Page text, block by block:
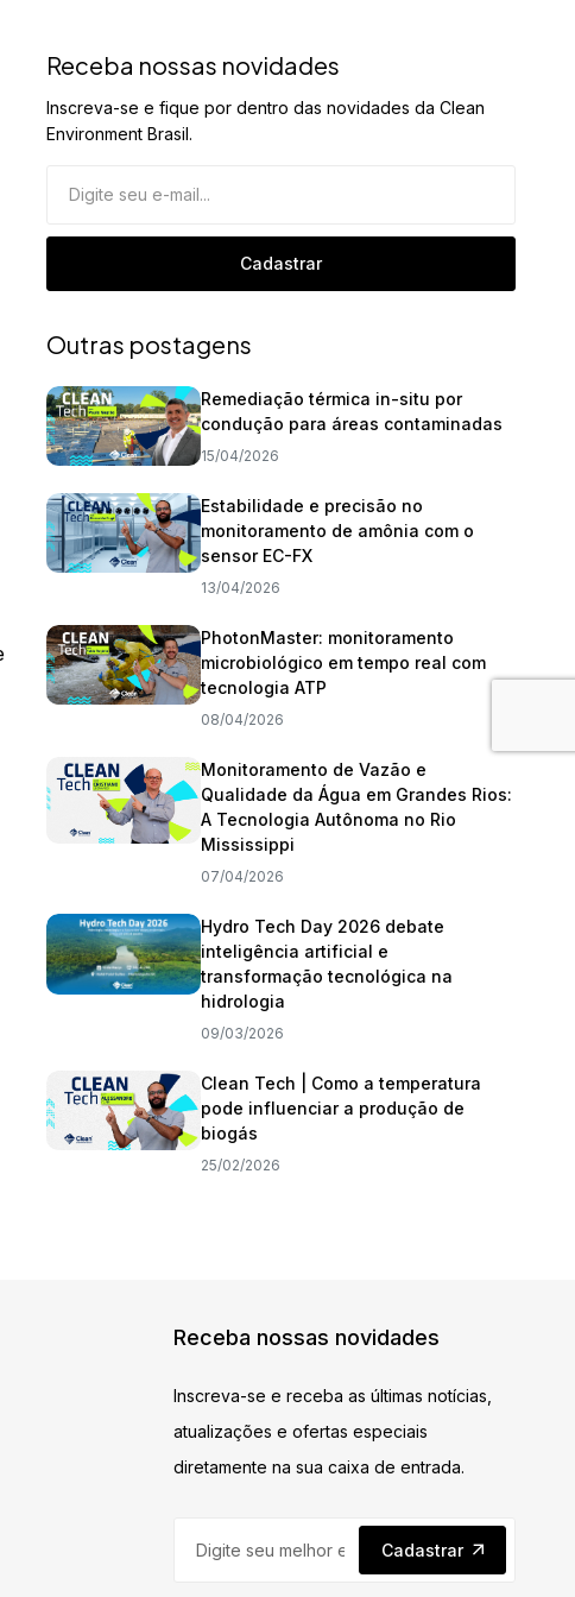
Receba nossas novidades
Inscreva-se e fique por dentro das novidades da Clean
Environment Brasil.
Cadastrar
Outras postagens
Remediação térmica in-situ por
condução para áreas contaminadas
15/04/2026
Estabilidade e precisão no
monitoramento de amônia com o
sensor EC-FX
13/04/2026
PhotonMaster: monitoramento
microbiológico em tempo real com
tecnologia ATP
08/04/2026
Monitoramento de Vazão e
Qualidade da Água em Grandes Rios:
A Tecnologia Autônoma no Rio
Mississippi
07/04/2026
Hydro Tech Day 2026 debate
inteligência artificial e
transformação tecnológica na
hidrologia
09/03/2026
Clean Tech | Como a temperatura
pode influenciar a produção de
biogás
25/02/2026
Receba nossas novidades
Inscreva-se e receba as últimas notícias,
atualizações e ofertas especiais
diretamente na sua caixa de entrada.
Cadastrar